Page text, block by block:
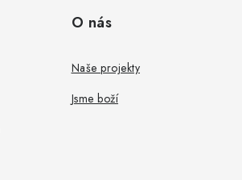
O nás
Naše projekty
Jsme boží